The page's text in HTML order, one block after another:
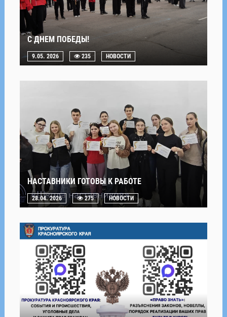
С ДНЕМ ПОБЕДЫ!
9.05. 2026 235 НОВОСТИ
НАСТАВНИКИ ГОТОВЫ К РАБОТЕ
28.04. 2026 275 НОВОСТИ